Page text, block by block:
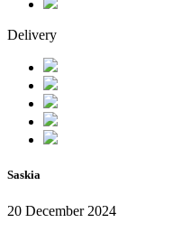
Delivery
Saskia
20 December 2024